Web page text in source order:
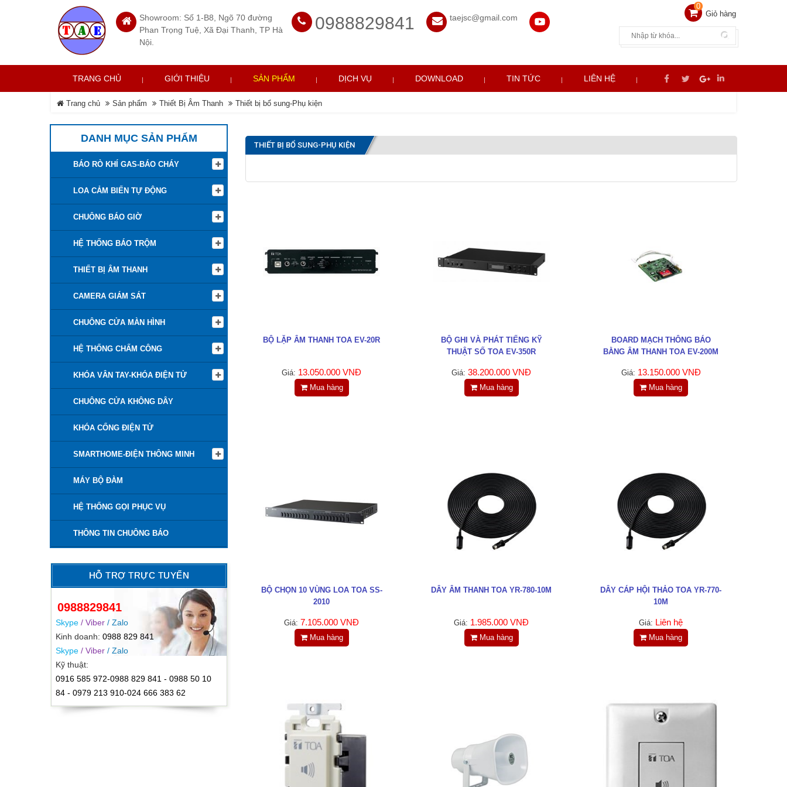
Giỏ hàng
0
Showroom: Số 1-B8, Ngõ 70 đường
Phan Trọng Tuệ, Xã Đại Thanh, TP Hà
Nội.
0988829841 taejsc@gmail.com
TRANG CHỦ GIỚI THIỆU SẢN PHẨM DỊCH VỤ DOWNLOAD TIN TỨC LIÊN HỆ
Trang chủ Sản phẩm Thiết Bị Âm Thanh Thiết bị bổ sung-Phụ kiện
DANH MỤC SẢN PHẨM
BÁO RÒ KHÍ GAS-BÁO CHÁY
LOA CẢM BIẾN TỰ ĐỘNG
CHUÔNG BÁO GIỜ
HỆ THỐNG BÁO TRỘM
THIẾT BỊ ÂM THANH
CAMERA GIÁM SÁT
CHUÔNG CỬA MÀN HÌNH
HỆ THỐNG CHẤM CÔNG
KHÓA VÂN TAY-KHÓA ĐIỆN TỬ
CHUÔNG CỬA KHÔNG DÂY
KHÓA CỔNG ĐIỆN TỬ
SMARTHOME-ĐIỆN THÔNG MINH
MÁY BỘ ĐÀM
HỆ THỐNG GỌI PHỤC VỤ
THÔNG TIN CHUÔNG BÁO
HỖ TRỢ TRỰC TUYẾN
0988829841
Skype / Viber / Zalo
Kinh doanh: 0988 829 841
Skype / Viber / Zalo
Kỹ thuật:
0916 585 972-0988 829 841 - 0988 50 10
84 - 0979 213 910-024 666 383 62
THIẾT BỊ BỔ SUNG-PHỤ KIỆN
BỘ LẶP ÂM THANH TOA EV-20R
Giá: 13.050.000 VNĐ
Mua hàng
BỘ GHI VÀ PHÁT TIẾNG KỸ
THUẬT SỐ TOA EV-350R
Giá: 38.200.000 VNĐ
Mua hàng
BOARD MẠCH THÔNG BÁO
BẰNG ÂM THANH TOA EV-200M
Giá: 13.150.000 VNĐ
Mua hàng
BỘ CHỌN 10 VÙNG LOA TOA SS-
2010
Giá: 7.105.000 VNĐ
Mua hàng
DÂY ÂM THANH TOA YR-780-10M
Giá: 1.985.000 VNĐ
Mua hàng
DÂY CÁP HỘI THẢO TOA YR-770-
10M
Giá: Liên hệ
Mua hàng